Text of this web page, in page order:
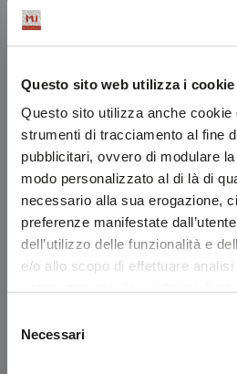
Questo sito web utilizza i cookie
Questo sito utilizza anche cookie
strumenti di tracciamento al fine
pubblicitari, ovvero di modulare
modo personalizzato al di là di
necessario alla sua erogazione,
preferenze manifestate
dell’utilizzo delle funzionalità e
e/o allo scopo di effettuare
nostro sito, con i nostri partner
dei dati web, pubblicità e social
delNecessari